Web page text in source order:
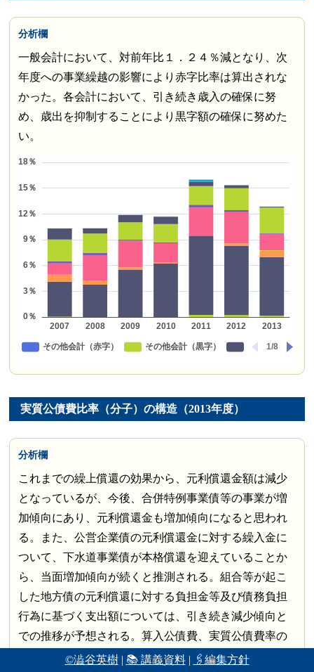
©澁谷英樹| 📚 講義資料| 🖇編集方針
分析欄
一般会計において、対前年比１．２４％減となり、次
年度への事業繰越の影響により赤字比率は算出されな
かった。各会計において、引き続き歳入の確保に努
め、歳出を抑制することにより黒字額の確保に努めた
い。
実質公債費比率（分子）の構造（2013年度）
分析欄
これまでの繰上償還の効果から、元利償還金額は減少
となっているが、今後、合併特例事業債等の事業が増
加傾向にあり、元利償還金も増加傾向になると思われ
る。また、公営企業債の元利償還金に対する繰入金に
ついて、下水道事業債が本格償還を迎えていることか
ら、当面増加傾向が続くと推測される。組合等が起こ
した地方債の元利償還に対する負担金等及び債務負担
行為に基づく支出額については、引き続き減少傾向と
での推移が予想される。算入公債費、実質公債費率の
分子の状況は、今後、横ばいもしくは微増となると思